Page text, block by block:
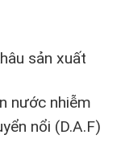
sản xuất
nước nhiễm
nổi (D.A.F)